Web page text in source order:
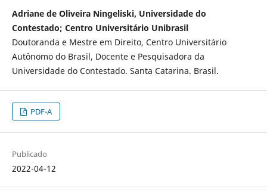
Adriane de Oliveira Ningeliski, Universidade do
Contestado; Centro Universitário Unibrasil
Doutoranda e Mestre em Direito, Centro Universitário
Autônomo do Brasil, Docente e Pesquisadora da
Universidade do Contestado. Santa Catarina. Brasil.
PDF-A
Publicado
2022-04-12